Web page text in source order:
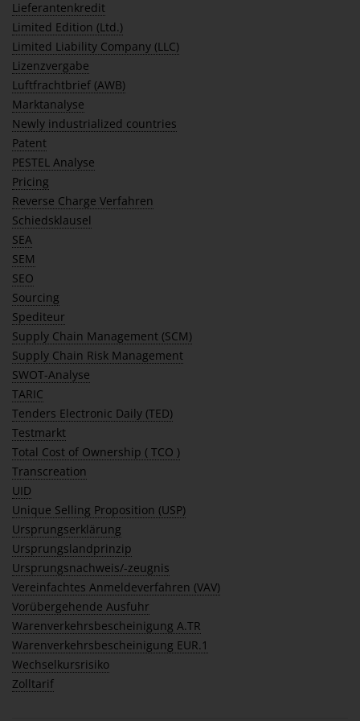
Lieferantenkredit
Limited Edition (Ltd.)
Limited Liability Company (LLC)
Lizenzvergabe
Luftfrachtbrief (AWB)
Marktanalyse
Newly industrialized countries
Patent
PESTEL Analyse
Pricing
Reverse Charge Verfahren
Schiedsklausel
SEA
SEM
SEO
Sourcing
Spediteur
Supply Chain Management (SCM)
Supply Chain Risk Management
SWOT-Analyse
TARIC
Tenders Electronic Daily (TED)
Testmarkt
Total Cost of Ownership ( TCO )
Transcreation
UID
Unique Selling Proposition (USP)
Ursprungserklärung
Ursprungslandprinzip
Ursprungsnachweis/-zeugnis
Vereinfachtes Anmeldeverfahren (VAV)
Vorübergehende Ausfuhr
Warenverkehrsbescheinigung A.TR
Warenverkehrsbescheinigung EUR.1
Wechselkursrisiko
Zolltarif